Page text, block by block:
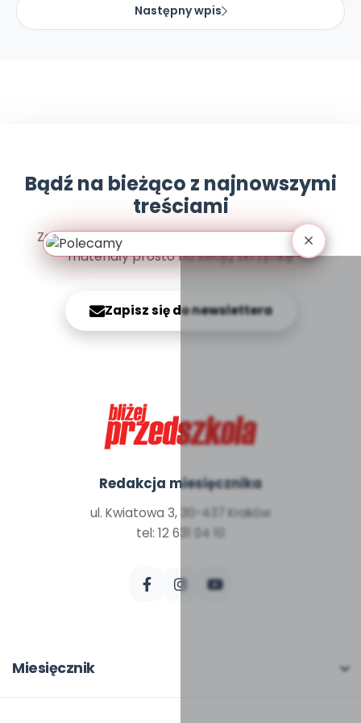
Pomoc
Następny wpis
Bądź na bieżąco z najnowszymi
treściami
Zapisz się do newslettera i otrzymuj najlepsze
materiały prosto na swoją skrzynkę
Zapisz się do newslettera
Redakcja miesięcznika
ul. Kwiatowa 3, 30-437 Kraków
tel: 12 631 04 10
Miesięcznik